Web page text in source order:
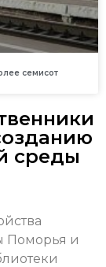
семисот
среды
Поморья и